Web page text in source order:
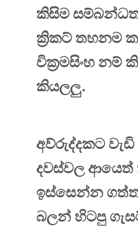
කිසිම
ක්‍රිකට් තහනම
වික්‍රමසිංහ නම්
කියලලු.
අව්රුද්දකට
දවස්වල
ඉස්සෙන්න
බලන් හිටපු